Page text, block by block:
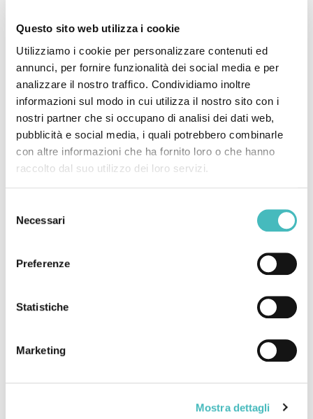
Questo sito web utilizza i cookie
Utilizziamo i cookie per personalizzare contenuti ed
annunci, per fornire funzionalità dei social media e per
analizzare il nostro traffico. Condividiamo inoltre
informazioni sul modo in cui utilizza il nostro sito con i
nostri partner che si occupano di analisi dei dati web,
pubblicità e social media, i quali potrebbero combinarle
con altre informazioni che ha fornito loro o che hanno
raccolto dal suo utilizzo dei loro servizi.
delNecessari
Preferenze
Statistiche
Marketing
Mostra dettagli